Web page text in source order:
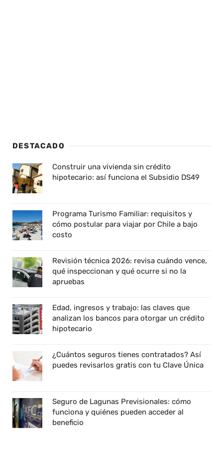
DESTACADO
Construir una vivienda sin crédito
hipotecario: así funciona el Subsidio DS49
Programa Turismo Familiar: requisitos y
cómo postular para viajar por Chile a bajo
costo
Revisión técnica 2026: revisa cuándo vence,
qué inspeccionan y qué ocurre si no la
apruebas
Edad, ingresos y trabajo: las claves que
analizan los bancos para otorgar un crédito
hipotecario
¿Cuántos seguros tienes contratados? Así
puedes revisarlos gratis con tu Clave Única
Seguro de Lagunas Previsionales: cómo
funciona y quiénes pueden acceder al
beneficio